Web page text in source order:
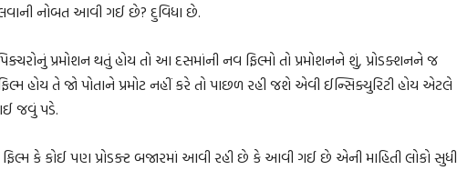
નોબત આવી ગઈ છે? દુવિધા છે.
પ્રમોશન થતું હોય તો આ દસમાંની નવ ફિલ્મો તો પ્રમોશનને શું, પ્રોડક્શનને જ
હોય તે જો પોતાને પ્રમોટ નહીં કરે તો પાછળ રહી જશે એવી ઈન્સિક્યુરિટી હોય એટલે
જવું પડે.
કે કોઈ પણ પ્રોડક્ટ બજારમાં આવી રહી છે કે આવી ગઈ છે એની માહિતી લોકો સુધી